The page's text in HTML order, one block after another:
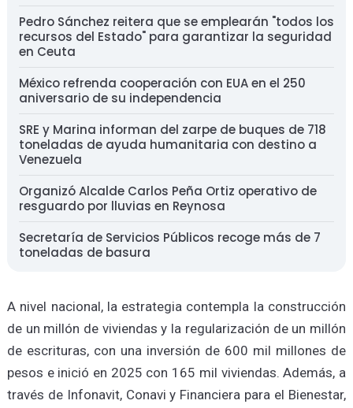
Pedro Sánchez reitera que se emplearán "todos los
recursos del Estado" para garantizar la seguridad
en Ceuta
México refrenda cooperación con EUA en el 250
aniversario de su independencia
SRE y Marina informan del zarpe de buques de 718
toneladas de ayuda humanitaria con destino a
Venezuela
Organizó Alcalde Carlos Peña Ortiz operativo de
resguardo por lluvias en Reynosa
Secretaría de Servicios Públicos recoge más de 7
toneladas de basura
A nivel nacional, la estrategia contempla la construcción
de un millón de viviendas y la regularización de un millón
de escrituras, con una inversión de 600 mil millones de
pesos e inició en 2025 con 165 mil viviendas. Además, a
través de Infonavit, Conavi y Financiera para el Bienestar,